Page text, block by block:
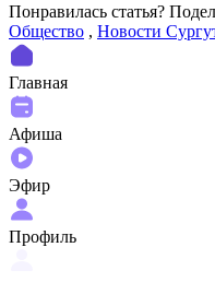
Понравилась статья?
Общество , Новости
Главная
Афиша
Эфир
Профиль